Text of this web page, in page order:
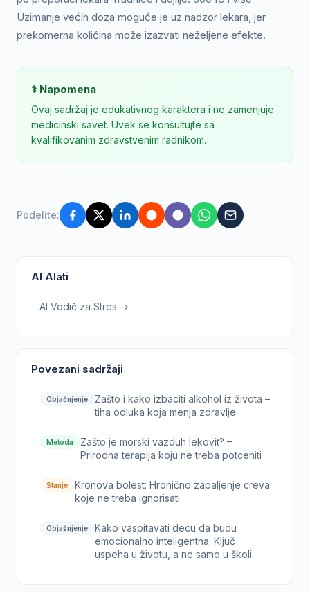
Uzimanje većih doza moguće je uz nadzor lekara, jer
prekomerna količina može izazvati neželjene efekte.
⚕️ Napomena
Ovaj sadržaj je edukativnog karaktera i ne zamenjuje
medicinski savet. Uvek se konsultujte sa
kvalifikovanim zdravstvenim radnikom.
Podelite:
AI Alati
AI Vodič za Stres →
Povezani sadržaji
Objašnjenje
Zašto i kako izbaciti alkohol iz života –
tiha odluka koja menja zdravlje
Metoda
Zašto je morski vazduh lekovit? –
Prirodna terapija koju ne treba potceniti
Stanje
Kronova bolest: Hronično zapaljenje creva
koje ne treba ignorisati
Objašnjenje
Kako vaspitavati decu da budu
emocionalno inteligentna: Ključ
uspeha u životu, a ne samo u školi